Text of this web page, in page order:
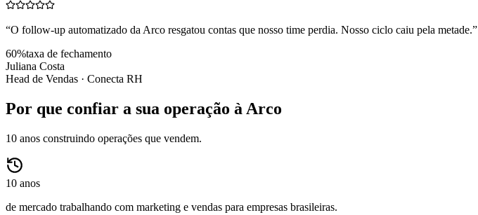
“O follow-up automatizado da Arco resgatou contas que nosso time perdia. Nosso ciclo caiu pela metade.”
60%taxa de fechamento
Juliana Costa
Head de Vendas · Conecta RH
Por que confiar a sua operação à Arco
10 anos construindo operações que vendem.
10 anos
de mercado trabalhando com marketing e vendas para empresas brasileiras.